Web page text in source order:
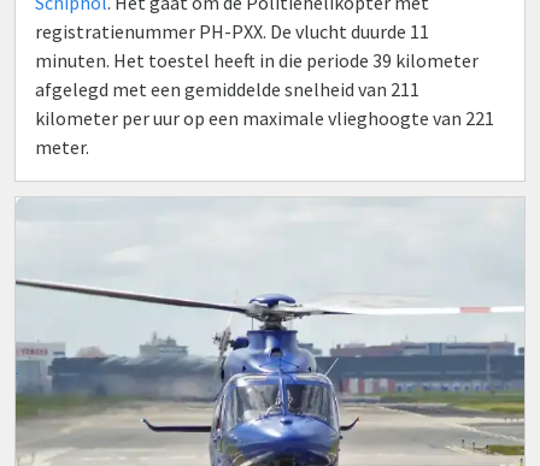
registratienummer PH-PXX. De vlucht duurde 11
minuten. Het toestel heeft in die periode 39 kilometer
afgelegd met een gemiddelde snelheid van 211
kilometer per uur op een maximale vlieghoogte van 221
meter.